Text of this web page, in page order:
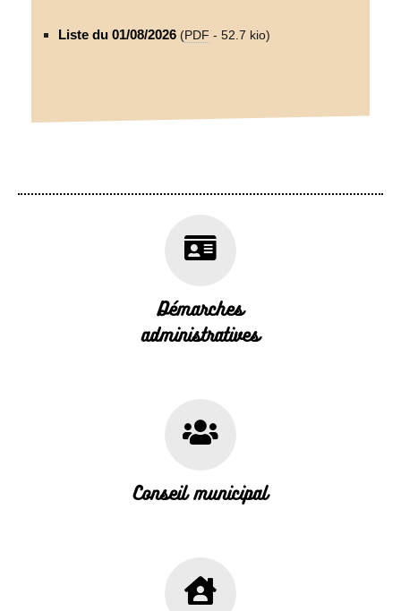
Liste du 01/08/2026 (PDF - 52.7 kio)
Démarches
administratives
Conseil municipal